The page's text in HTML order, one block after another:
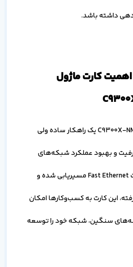
داشته باشد.
کارت ماژول
کارت ماژول سیسکو C9300X-NM-2C یک راهکار ساده ولی
و بهبود عملکرد شبکه‌های
سازمانی است. با ارائه پورت Fast Ethernet مسیریابی شده و
این کارت به کسب‌وکارها امکان
سنگین، شبکه خود را توسعه